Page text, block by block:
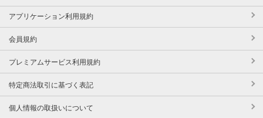
アプリケーション利用規約
会員規約
プレミアムサービス利用規約
特定商法取引に基づく表記
個人情報の取扱いについて